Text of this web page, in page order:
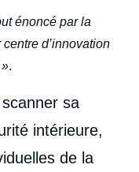
énoncé par la
d’innovation
.
sa
intérieure,
de la